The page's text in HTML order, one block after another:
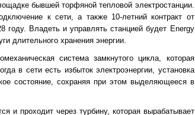
бывшей торфяной тепловой электростанции.
к сети, а также 10-летний контракт от
году. Владеть и управлять станцией будет Energy
длительного хранения энергии.
система замкнутого цикла, которая
в сети есть избыток электроэнергии, установка
состояние, сохраняя при этом выделяющееся в
и проходит через турбину, которая вырабатывает